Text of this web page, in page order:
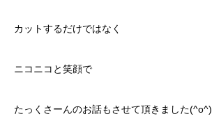
カットするだけではなく
ニコニコと笑顔で
たっくさーんのお話もさせて頂きました(^o^)